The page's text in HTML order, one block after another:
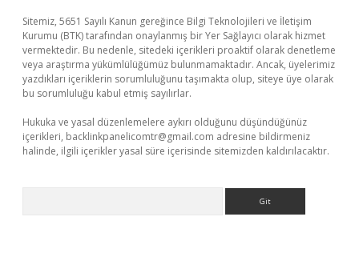
Sitemiz, 5651 Sayılı Kanun gereğince Bilgi Teknolojileri ve İletişim
Kurumu (BTK) tarafından onaylanmış bir Yer Sağlayıcı olarak hizmet
vermektedir. Bu nedenle, sitedeki içerikleri proaktif olarak denetleme
veya araştırma yükümlülüğümüz bulunmamaktadır. Ancak, üyelerimiz
yazdıkları içeriklerin sorumluluğunu taşımakta olup, siteye üye olarak
bu sorumluluğu kabul etmiş sayılırlar.
Hukuka ve yasal düzenlemelere aykırı olduğunu düşündüğünüz
içerikleri, backlinkpanelicomtr@gmail.com adresine bildirmeniz
halinde, ilgili içerikler yasal süre içerisinde sitemizden kaldırılacaktır.